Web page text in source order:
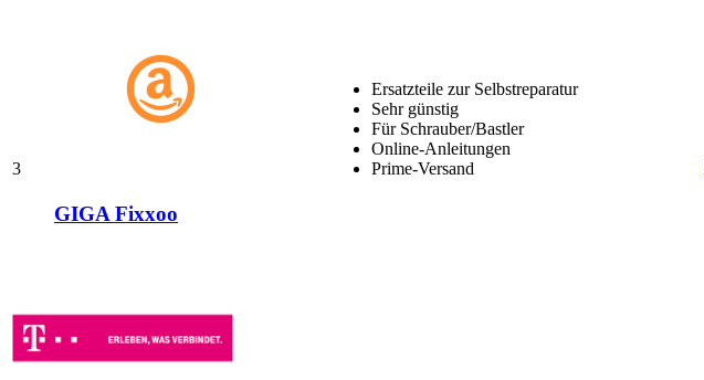
3
GIGA Fixxoo
Ersatzteile zur Selbstreparatur
Sehr günstig
Für Schrauber/Bastler
Online-Anleitungen
Prime-Versand